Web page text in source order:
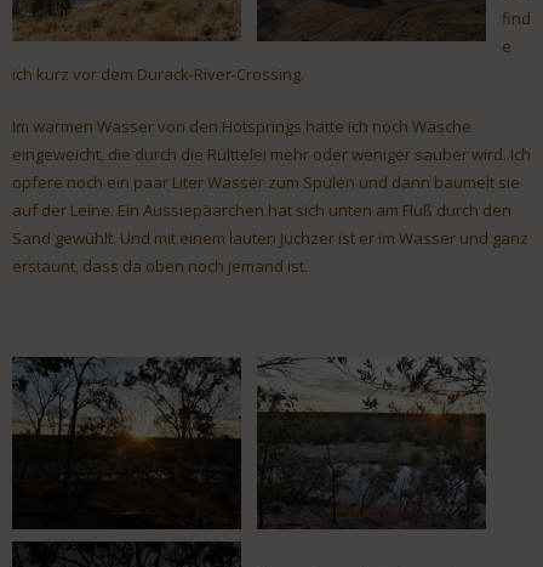
find
e
ich kurz vor dem Durack-River-Crossing.
Im warmen Wasser von den Hotsprings hatte ich noch Wäsche
eingeweicht, die durch die Rülttelei mehr oder weniger sauber wird. Ich
opfere noch ein paar Liter Wasser zum Spülen und dann baumelt sie
auf der Leine. Ein Aussiepäarchen hat sich unten am Fluß durch den
Sand gewühlt. Und mit einem lauten Juchzer ist er im Wasser und ganz
erstaunt, dass da oben noch jemand ist.